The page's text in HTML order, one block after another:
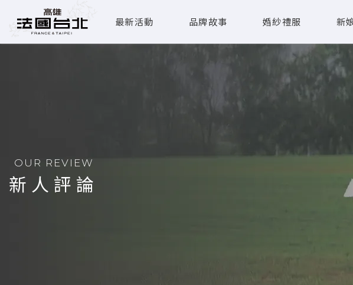
最新活動 品牌故事 婚紗禮服 新
OUR REVIEW
新人評論